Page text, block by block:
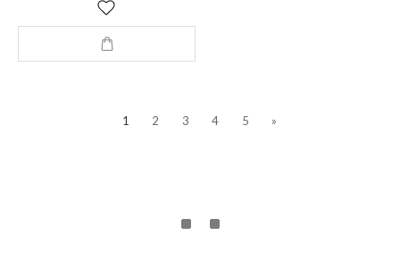
1 2 3 4 5 »